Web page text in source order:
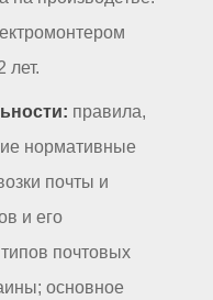
лет.
правила,
нормативные
почты и
и его
почтовых
основное